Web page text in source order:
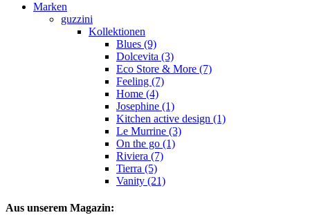
Marken
guzzini
Kollektionen
Blues (9)
Dolcevita (3)
Eco Store & More (7)
Feeling (7)
Home (4)
Josephine (1)
Kitchen active design (1)
Le Murrine (3)
On the go (1)
Riviera (7)
Tierra (5)
Vanity (21)
Aus unserem Magazin: